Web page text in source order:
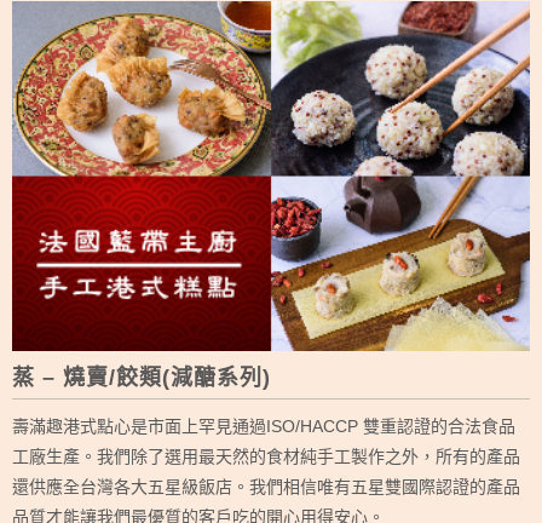
蒸 – 燒賣/餃類(減醣系列)
壽滿趣港式點心是市面上罕見通過ISO/HACCP 雙重認證的合法食品
工廠生產。我們除了選用最天然的食材純手工製作之外，所有的產品
還供應全台灣各大五星級飯店。我們相信唯有五星雙國際認證的產品
品質才能讓我們最優質的客戶吃的開心用得安心。